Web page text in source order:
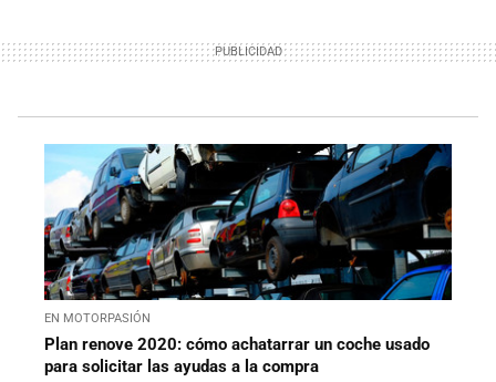
EN MOTORPASIÓN
Plan renove 2020: cómo achatarrar un coche usado
para solicitar las ayudas a la compra